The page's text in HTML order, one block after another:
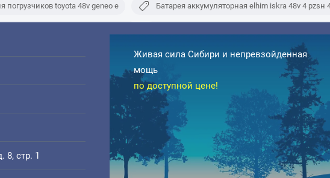
погрузчиков toyota 48v geneo e Батарея аккумуляторная elhim iskra 48v 4 pzsн
Аккумуляторная батарея акб energia 48v 4pzsh 480 ампер часов
тяговый свинцово кислотный для погрузчика ер634 60 242 Батарея
48v 480 ah для погрузчика heli cpd15fj2
8, стр. 1
Живая сила Cибири и непревзойденная
мощь
по доступной цене!